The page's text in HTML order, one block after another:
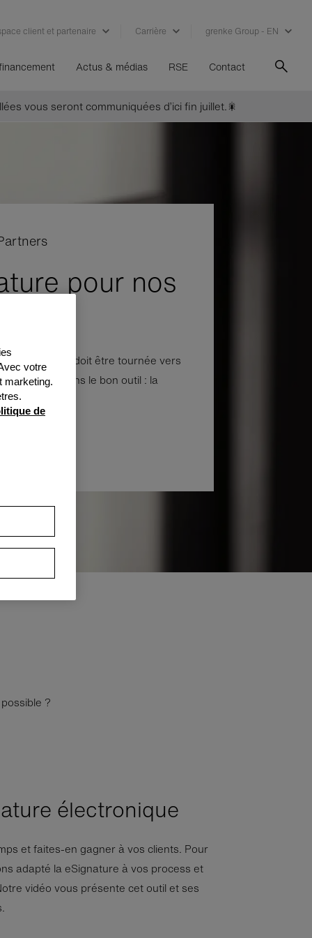
client et partenaire Carrière grenke Group - EN
Actus & médias RSE Contact
vous seront communiquées d’ici fin juillet.🎇
pour nos
entreprise doit être tournée vers
fournissons le bon outil : la
?
électronique
et faites-en gagner à vos clients. Pour
adapté la eSignature à vos process et
vidéo vous présente cet outil et ses
votre
marketing.
de